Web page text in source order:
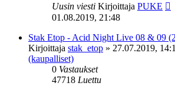
Uusin viesti Kirjoittaja PUKE
01.08.2019, 21:48
Stak Etop - Acid Night Live 08 & 09
Kirjoittaja stak_etop » 27.07.2019,
(kaupalliset)
0 Vastaukset
47718 Luettu